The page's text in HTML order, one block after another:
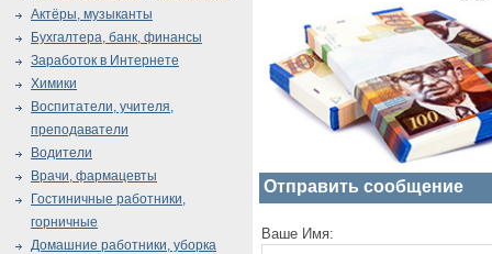
Отправить сообщение
Ваше Имя:
Актёры, музыканты
Бухгалтера, банк, финансы
Заработок в Интернете
Химики
Воспитатели, учителя,
преподаватели
Водители
Врачи, фармацевты
Гостиничные работники,
горничные
Домашние работники, уборка